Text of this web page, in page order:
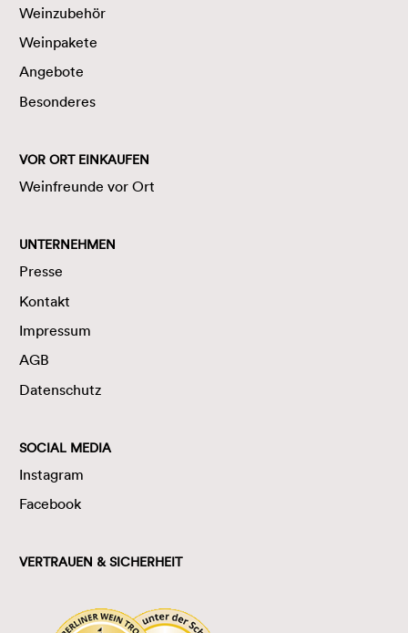
Weinzubehör
Weinpakete
Angebote
Besonderes
VOR ORT EINKAUFEN
Weinfreunde vor Ort
UNTERNEHMEN
Presse
Kontakt
Impressum
AGB
Datenschutz
SOCIAL MEDIA
Instagram
Facebook
VERTRAUEN & SICHERHEIT